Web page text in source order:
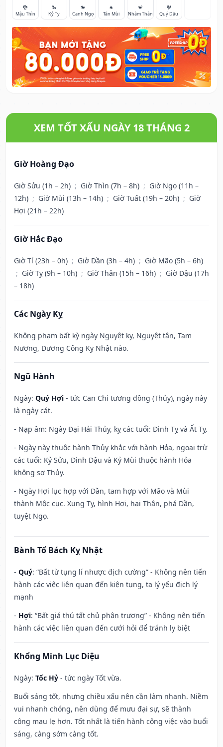
🐉
Mậu Thìn
🐍
Kỷ Tỵ
🐎
Canh Ngọ
🐐
Tân Mùi
🐒
Nhâm Thân
🐓
Quý Dậu
XEM TỐT XẤU NGÀY 18 THÁNG 2
Giờ Hoàng Đạo
Giờ Sửu (1h – 2h) ; Giờ Thìn (7h – 8h) ; Giờ Ngọ (11h –
12h) ; Giờ Mùi (13h – 14h) ; Giờ Tuất (19h – 20h) ; Giờ
Hợi (21h – 22h)
Giờ Hắc Đạo
Giờ Tí (23h – 0h) ; Giờ Dần (3h – 4h) ; Giờ Mão (5h – 6h)
; Giờ Tỵ (9h – 10h) ; Giờ Thân (15h – 16h) ; Giờ Dậu (17h
– 18h)
Các Ngày Kỵ
Không phạm bất kỳ ngày Nguyệt kỵ, Nguyệt tận, Tam
Nương, Dương Công Kỵ Nhật nào.
Ngũ Hành
Ngày: Quý Hợi - tức Can Chi tương đồng (Thủy), ngày này
là ngày cát.
- Nạp âm: Ngày Đại Hải Thủy, kỵ các tuổi: Đinh Tỵ và Ất Tỵ.
- Ngày này thuộc hành Thủy khắc với hành Hỏa, ngoại trừ
các tuổi: Kỷ Sửu, Đinh Dậu và Kỷ Mùi thuộc hành Hỏa
không sợ Thủy.
- Ngày Hợi lục hợp với Dần, tam hợp với Mão và Mùi
thành Mộc cục. Xung Tỵ, hình Hợi, hại Thân, phá Dần,
tuyệt Ngọ.
Bành Tổ Bách Kỵ Nhật
- Quý: “Bất từ tụng lí nhược địch cường” - Không nên tiến
hành các việc liên quan đến kiện tụng, ta lý yếu địch lý
mạnh
- Hợi: “Bất giá thú tất chủ phân trương” - Không nên tiến
hành các việc liên quan đến cưới hỏi để tránh ly biệt
Khổng Minh Lục Diệu
Ngày: Tốc Hỷ - tức ngày Tốt vừa.
Buổi sáng tốt, nhưng chiều xấu nên cần làm nhanh. Niềm
vui nhanh chóng, nên dùng để mưu đại sự, sẽ thành
công mau lẹ hơn. Tốt nhất là tiến hành công việc vào buổi
sáng, càng sớm càng tốt.